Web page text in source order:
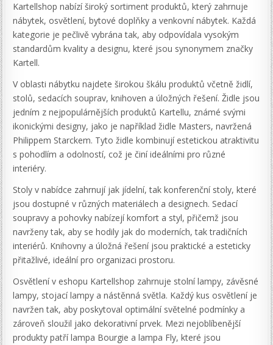
Kartellshop nabízí široký sortiment produktů, který zahrnuje
nábytek, osvětlení, bytové doplňky a venkovní nábytek. Každá
kategorie je pečlivě vybrána tak, aby odpovídala vysokým
standardům kvality a designu, které jsou synonymem značky
Kartell.
V oblasti nábytku najdete širokou škálu produktů včetně židlí,
stolů, sedacích souprav, knihoven a úložných řešení. Židle jsou
jedním z nejpopulárnějších produktů Kartellu, známé svými
ikonickými designy, jako je například židle Masters, navržená
Philippem Starckem. Tyto židle kombinují estetickou atraktivitu
s pohodlím a odolností, což je činí ideálními pro různé
interiéry.
Stoly v nabídce zahrnují jak jídelní, tak konferenční stoly, které
jsou dostupné v různých materiálech a designech. Sedací
soupravy a pohovky nabízejí komfort a styl, přičemž jsou
navrženy tak, aby se hodily jak do moderních, tak tradičních
interiérů. Knihovny a úložná řešení jsou praktické a esteticky
přitažlivé, ideální pro organizaci prostoru.
Osvětlení v eshopu Kartellshop zahrnuje stolní lampy, závěsné
lampy, stojací lampy a nástěnná světla. Každý kus osvětlení je
navržen tak, aby poskytoval optimální světelné podmínky a
zároveň sloužil jako dekorativní prvek. Mezi nejoblíbenější
produkty patří lampa Bourgie a lampa Fly, které jsou